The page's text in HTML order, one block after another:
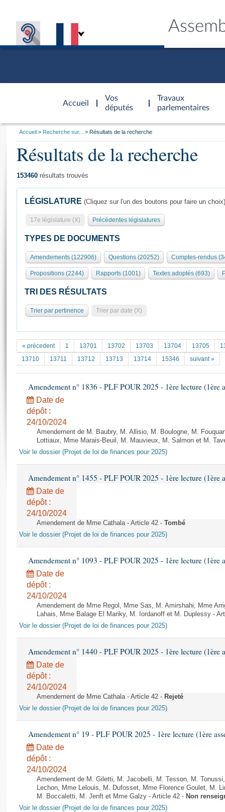
Accueil
d'accueil
Vos
députés
Travaux
parlementaires
Présidence
577 députés
Groupes politiques
Séance publique
Commissions et autres organes
Europe et International
Pétitions
Documents parlementaires
Projets de loi
Propositions de loi
Amendements
Textes adoptés
Rapports d'information
Rapports d'enquête
Rapports législatifs
Rapports sur l'application des lois
Baromètre de l’application des lois
Dossiers législatifs
Budget et sécurité sociale
Comptes rendus des débats
Général
Rôle et pouvoirs de l'Assemblée
Organisation de l'Assemblée
Présidence Conférence des Présidents Bureau Collège des
Statistiques et chiffres clés
Documents de référence
( Constitution | Règlement de l'Assemblée ... )
Histoire
Juniors
Anciennes législatures
Liens vers les sites publics
Visiter l'Assemblée
Visite virtuelle du palais Bourbon
Assister à une séance
La Bibliothèque
Les archives
Photos libres de droit
Vous
Accueil Recherche sur... Résultats de la recherche
Résultats de la recherche
153460 résultats trouvés
LÉGISLATURE (Cliquez sur l'un des boutons pour faire un choix)
17e législature (X) Précédentes législatures
TYPES DE DOCUMENTS
Amendements (122906) Questions (20252) Comptes-rendus
Propositions (2244) Rapports (1001) Textes adoptés (693)
TRI DES RÉSULTATS
Trier par pertinence Trier par date (X)
« précedent 1 13701 13702 13703 13704 13705
13710
13711 13712 13713 13714 15346 suivant »
Amendement n° 1836 - PLF POUR 2025 - 1ère lecture (1ère
Date de
dépôt :
24/10/2024
Amendement de M. Baubry, M. Allisio, M. Boulogne, M.
Lottiaux, Mme Marais-Beuil, M. Mauvieux, M. Salmon et M.
Voir le dossier (Projet de loi de finances pour 2025)
Amendement n° 1455 - PLF POUR 2025 - 1ère lecture (1ère
Date de
dépôt :
24/10/2024
Amendement de Mme Cathala - Article 42 - Tombé
Voir le dossier (Projet de loi de finances pour 2025)
Amendement n° 1093 - PLF POUR 2025 - 1ère lecture (1ère
Date de
dépôt :
24/10/2024
Amendement de Mme Regol, Mme Sas, M. Amirshahi, Mme
Lahais, Mme Balage El Mariky, M. Iordanoff et M. Duplessy -
Voir le dossier (Projet de loi de finances pour 2025)
Amendement n° 1440 - PLF POUR 2025 - 1ère lecture (1ère
Date de
dépôt :
24/10/2024
Amendement de Mme Cathala - Article 42 - Rejeté
Voir le dossier (Projet de loi de finances pour 2025)
Amendement n° 19 - PLF POUR 2025 - 1ère lecture (1ère
Date de
dépôt :
24/10/2024
Amendement de M. Giletti, M. Jacobelli, M. Tesson, M.
Lechon, Mme Lelouis, M. Dufosset, Mme Florence Goulet, M.
M. Boccaletti, M. Jenft et Mme Galzy - Article 42 - Non
Voir le dossier (Projet de loi de finances pour 2025)